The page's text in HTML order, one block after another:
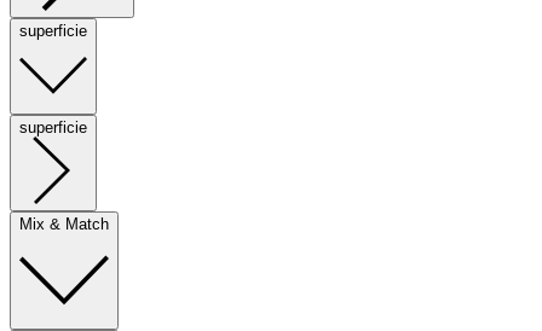
superficie
superficie
Mix & Match